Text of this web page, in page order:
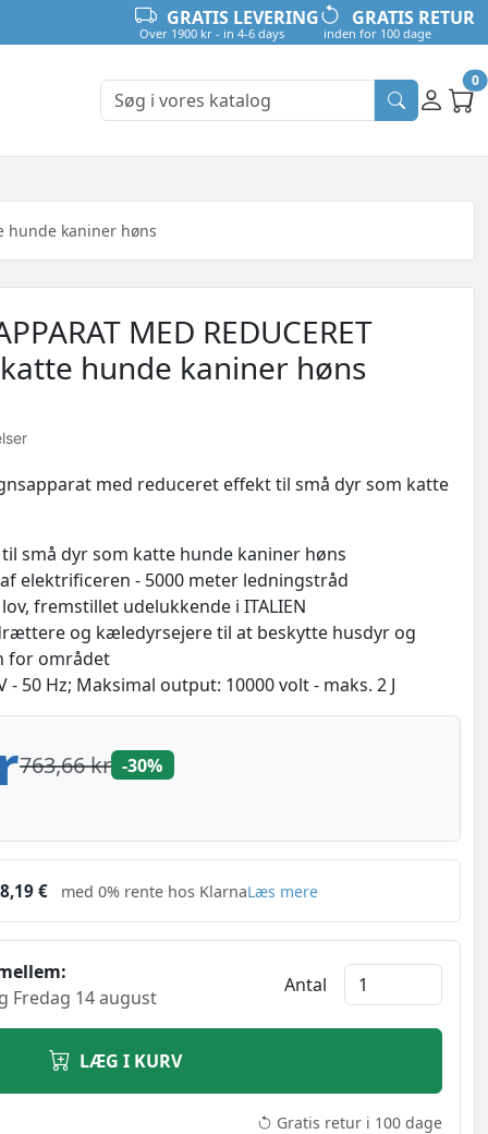
GRATIS LEVERING
Over 1900 kr - in 4-6 days
GRATIS RETUR
inden for 100 dage
0
hunde kaniner høns
MED REDUCERET
katte hunde kaniner høns
med reduceret effekt til små dyr som katte
små dyr som katte hunde kaniner høns
elektrificeren - 5000 meter ledningstråd
fremstillet udelukkende i ITALIEN
og kæledyrsejere til at beskytte husdyr og
for området
50 Hz; Maksimal output: 10000 volt - maks. 2 J
763,66 kr -30%
€ med 0% rente hos KlarnaLæs mere
Fredag 14 august
Antal
LÆG I KURV
Gratis retur i 100 dage